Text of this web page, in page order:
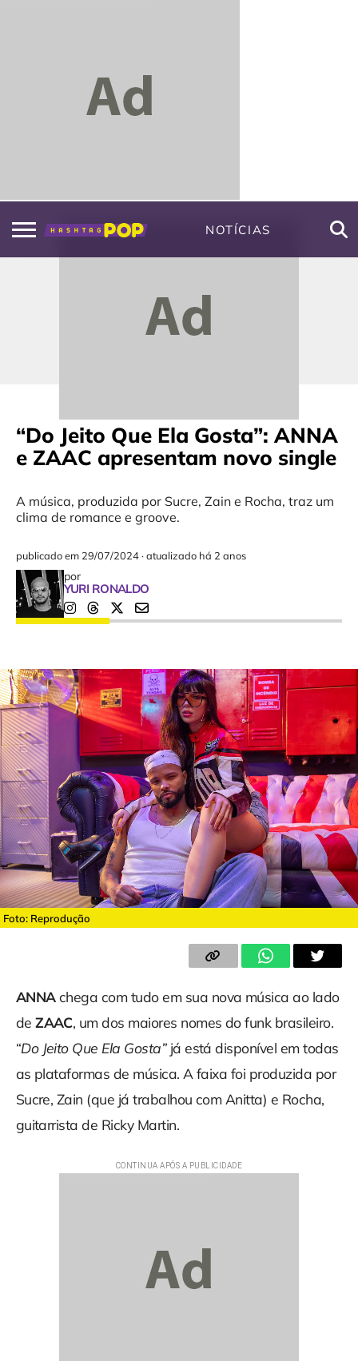
NOTÍCIAS
“Do Jeito Que Ela Gosta”: ANNA
e ZAAC apresentam novo single
A música, produzida por Sucre, Zain e Rocha, traz um
clima de romance e groove.
publicado em 29/07/2024·atualizado há 2 anos
por
YURI RONALDO
Foto: Reprodução
ANNAchega com tudo em sua nova música ao lado
deZAAC, um dos maiores nomes do funk brasileiro.
“Do Jeito Que Ela Gosta”já está disponível em todas
as plataformas de música. A faixa foi produzida por
Sucre, Zain (que já trabalhou com Anitta) e Rocha,
guitarrista de Ricky Martin.